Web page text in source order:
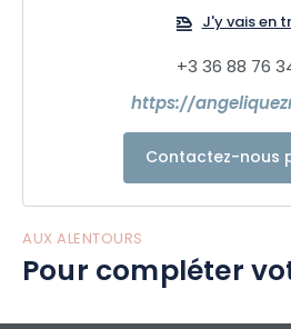
J'y vais en
+3 36 88 76
https://
Contactez-nous
AUX ALENTOURS
Pour compléter